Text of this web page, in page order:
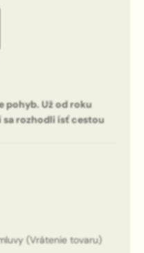
pohyb. Už od roku
rozhodli ísť cestou
(Vrátenie tovaru)